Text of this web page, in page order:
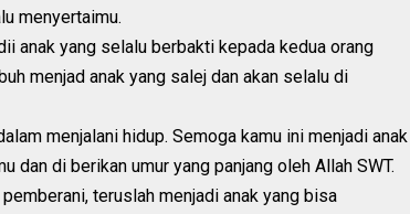
menyertaimu.
anak yang selalu berbakti kepada kedua orang
menjad anak yang salej dan akan selalu di
menjalani hidup. Semoga kamu ini menjadi anak
dan di berikan umur yang panjang oleh Allah SWT.
teruslah menjadi anak yang bisa